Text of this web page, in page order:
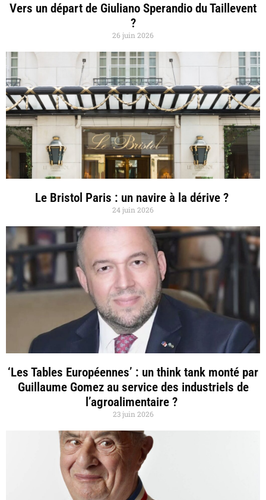
Vers un départ de Giuliano Sperandio du Taillevent
?
26 juin 2026
Le Bristol Paris : un navire à la dérive ?
24 juin 2026
‘Les Tables Européennes’ : un think tank monté par
Guillaume Gomez au service des industriels de
l’agroalimentaire ?
23 juin 2026